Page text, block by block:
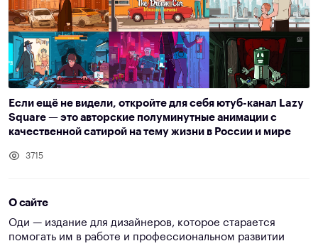
Если ещё не видели, откройте для себя ютуб-канал Lazy
Square — это авторские полуминутные анимации с
качественной сатирой на тему жизни в России и мире
3715
О сайте
Оди — издание для дизайнеров, которое старается
помогать им в работе и профессиональном развитии